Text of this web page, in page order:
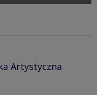
Artystyczna